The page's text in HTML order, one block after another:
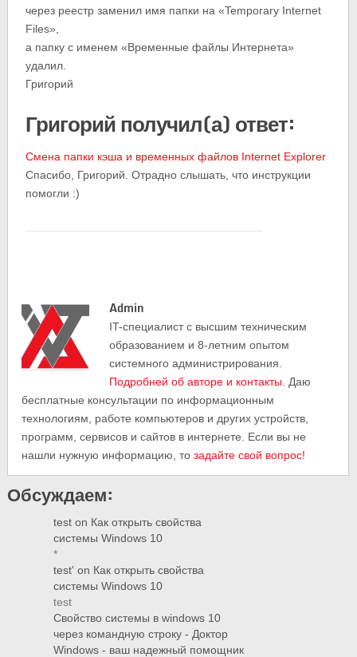
через реестр заменил имя папки на «Temporary Internet
Files»,
а папку с именем «Временные файлы Интернета»
удалил.
Григорий
Григорий получил(а) ответ:
Смена папки кэша и временных файлов Internet Explorer
Спасибо, Григорий. Отрадно слышать, что инструкции
помогли :)
Admin
IT-cпециалист с высшим техническим
образованием и 8-летним опытом
системного администрирования.
Подробней об авторе и контакты . Даю
бесплатные консультации по информационным
технологиям, работе компьютеров и других устройств,
программ, сервисов и сайтов в интернете. Если вы не
нашли нужную информацию, тозадайте свой вопрос!
Обсуждаем:
test on Как открыть свойства
системы Windows 10
*
test' on Как открыть свойства
системы Windows 10
test
Свойство системы в windows 10
через командную строку - Доктор
Windows - ваш надежный помощник